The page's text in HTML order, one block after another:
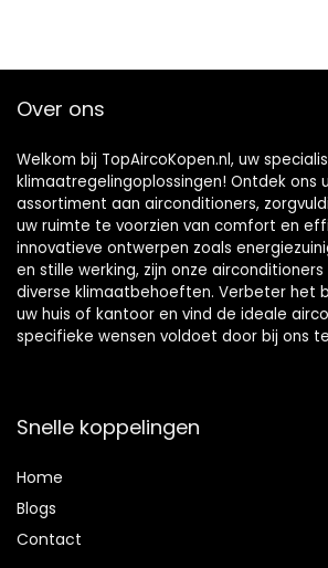
Over ons
Welkom bij TopAircoKopen.nl, uw
klimaatregelingoplossingen! Ontdek ons
assortiment aan airconditioners,
uw ruimte te voorzien van comfort en
innovatieve ontwerpen zoals
en stille werking, zijn onze
diverse klimaatbehoeften. Verbeter het
uw huis of kantoor en vind de ideale
specifieke wensen voldoet door bij ons
Snelle koppelingen
Home
Blogs
Contact